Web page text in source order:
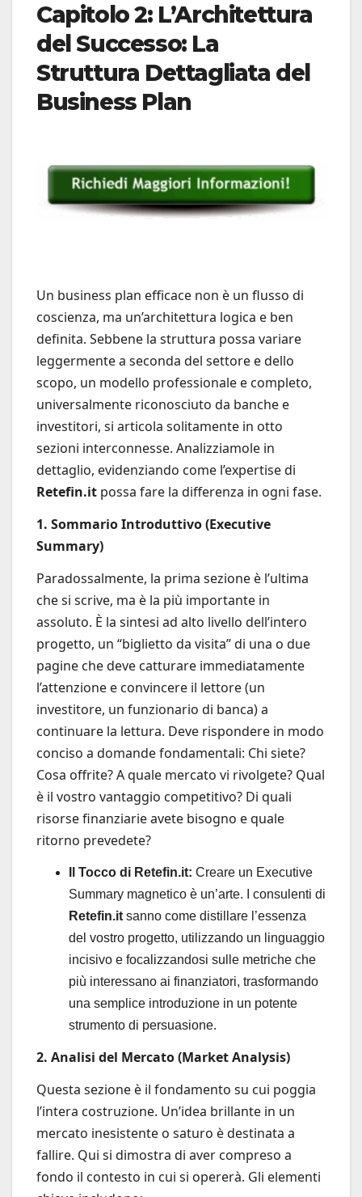
Capitolo 2: L’Architettura
del Successo: La
Struttura Dettagliata del
Business Plan
Un business plan efficace non è un flusso di
coscienza, ma un’architettura logica e ben
definita. Sebbene la struttura possa variare
leggermente a seconda del settore e dello
scopo, un modello professionale e completo,
universalmente riconosciuto da banche e
investitori, si articola solitamente in otto
sezioni interconnesse. Analizziamole in
dettaglio, evidenziando come l’expertise di
Retefin.it possa fare la differenza in ogni fase.
1. Sommario Introduttivo (Executive
Summary)
Paradossalmente, la prima sezione è l’ultima
che si scrive, ma è la più importante in
assoluto. È la sintesi ad alto livello dell’intero
progetto, un “biglietto da visita” di una o due
pagine che deve catturare immediatamente
l’attenzione e convincere il lettore (un
investitore, un funzionario di banca) a
continuare la lettura. Deve rispondere in modo
conciso a domande fondamentali: Chi siete?
Cosa offrite? A quale mercato vi rivolgete? Qual
è il vostro vantaggio competitivo? Di quali
risorse finanziarie avete bisogno e quale
ritorno prevedete?
Il Tocco di Retefin.it: Creare un Executive
Summary magnetico è un’arte. I consulenti di
Retefin.it sanno come distillare l’essenza
del vostro progetto, utilizzando un linguaggio
incisivo e focalizzandosi sulle metriche che
più interessano ai finanziatori, trasformando
una semplice introduzione in un potente
strumento di persuasione.
2. Analisi del Mercato (Market Analysis)
Questa sezione è il fondamento su cui poggia
l’intera costruzione. Un’idea brillante in un
mercato inesistente o saturo è destinata a
fallire. Qui si dimostra di aver compreso a
fondo il contesto in cui si opererà. Gli elementi